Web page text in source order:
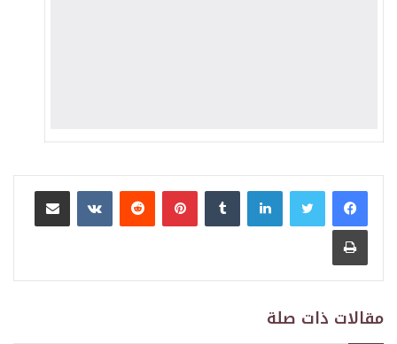
لينكدإن بينتيريست مشاركة عبر البريد
طباعة
مقالات ذات صلة